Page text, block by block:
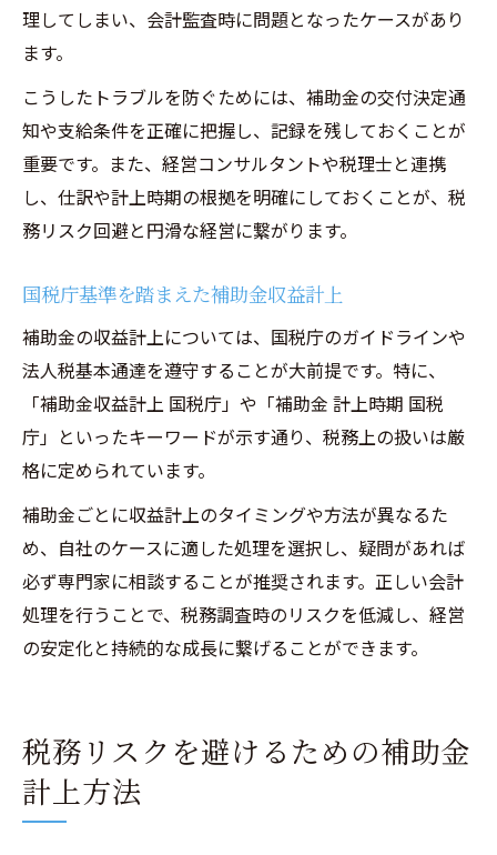
理してしまい、会計監査時に問題となったケースがあり
ます。
こうしたトラブルを防ぐためには、補助金の交付決定通
知や支給条件を正確に把握し、記録を残しておくことが
重要です。また、経営コンサルタントや税理士と連携
し、仕訳や計上時期の根拠を明確にしておくことが、税
務リスク回避と円滑な経営に繋がります。
国税庁基準を踏まえた補助金収益計上
補助金の収益計上については、国税庁のガイドラインや
法人税基本通達を遵守することが大前提です。特に、
「補助金収益計上 国税庁」や「補助金 計上時期 国税
庁」といったキーワードが示す通り、税務上の扱いは厳
格に定められています。
補助金ごとに収益計上のタイミングや方法が異なるた
め、自社のケースに適した処理を選択し、疑問があれば
必ず専門家に相談することが推奨されます。正しい会計
処理を行うことで、税務調査時のリスクを低減し、経営
の安定化と持続的な成長に繋げることができます。
税務リスクを避けるための補助金
計上方法